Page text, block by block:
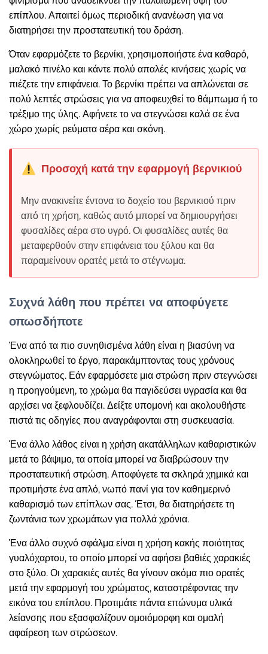
επίπλου. Απαιτεί όμως περιοδική ανανέωση για να
διατηρήσει την προστατευτική του δράση.
Όταν εφαρμόζετε το βερνίκι, χρησιμοποιήστε ένα καθαρό,
μαλακό πινέλο και κάντε πολύ απαλές κινήσεις χωρίς να
πιέζετε την επιφάνεια. Το βερνίκι πρέπει να απλώνεται σε
πολύ λεπτές στρώσεις για να αποφευχθεί το θάμπωμα ή το
τρέξιμο της ύλης. Αφήνετε το να στεγνώσει καλά σε ένα
χώρο χωρίς ρεύματα αέρα και σκόνη.
Προσοχή κατά την εφαρμογή βερνικιού
Μην ανακινείτε έντονα το δοχείο του βερνικιού πριν
από τη χρήση, καθώς αυτό μπορεί να δημιουργήσει
φυσαλίδες αέρα στο υγρό. Οι φυσαλίδες αυτές θα
μεταφερθούν στην επιφάνεια του ξύλου και θα
παραμείνουν ορατές μετά το στέγνωμα.
Συχνά λάθη που πρέπει να αποφύγετε
οπωσδήποτε
Ένα από τα πιο συνηθισμένα λάθη είναι η βιασύνη να
ολοκληρωθεί το έργο, παρακάμπτοντας τους χρόνους
στεγνώματος. Εάν εφαρμόσετε μια στρώση πριν στεγνώσει
η προηγούμενη, το χρώμα θα παγιδεύσει υγρασία και θα
αρχίσει να ξεφλουδίζει. Δείξτε υπομονή και ακολουθήστε
πιστά τις οδηγίες που αναγράφονται στη συσκευασία.
Ένα άλλο λάθος είναι η χρήση ακατάλληλων καθαριστικών
μετά το βάψιμο, τα οποία μπορεί να διαβρώσουν την
προστατευτική στρώση. Αποφύγετε τα σκληρά χημικά και
προτιμήστε ένα απλό, νωπό πανί για τον καθημερινό
καθαρισμό των επίπλων σας. Έτσι, θα διατηρήσετε τη
ζωντάνια των χρωμάτων για πολλά χρόνια.
Ένα άλλο συχνό σφάλμα είναι η χρήση κακής ποιότητας
γυαλόχαρτου, το οποίο μπορεί να αφήσει βαθιές χαρακιές
στο ξύλο. Οι χαρακιές αυτές θα γίνουν ακόμα πιο ορατές
μετά την εφαρμογή του χρώματος, καταστρέφοντας την
εικόνα του επίπλου. Προτιμάτε πάντα επώνυμα υλικά
λείανσης που εξασφαλίζουν ομοιόμορφη και ομαλή
αφαίρεση των στρώσεων.